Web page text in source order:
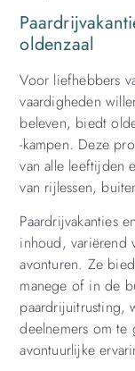
oldenzaal
Voor liefhebbers
vaardigheden
beleven, biedt
-kampen. Deze
van alle leeftijden
van rijlessen,
Paardrijvakanties
inhoud, variërend
avonturen. Ze
manege of in de
paardrijuitrusting,
deelnemers om te
avontuurlijke